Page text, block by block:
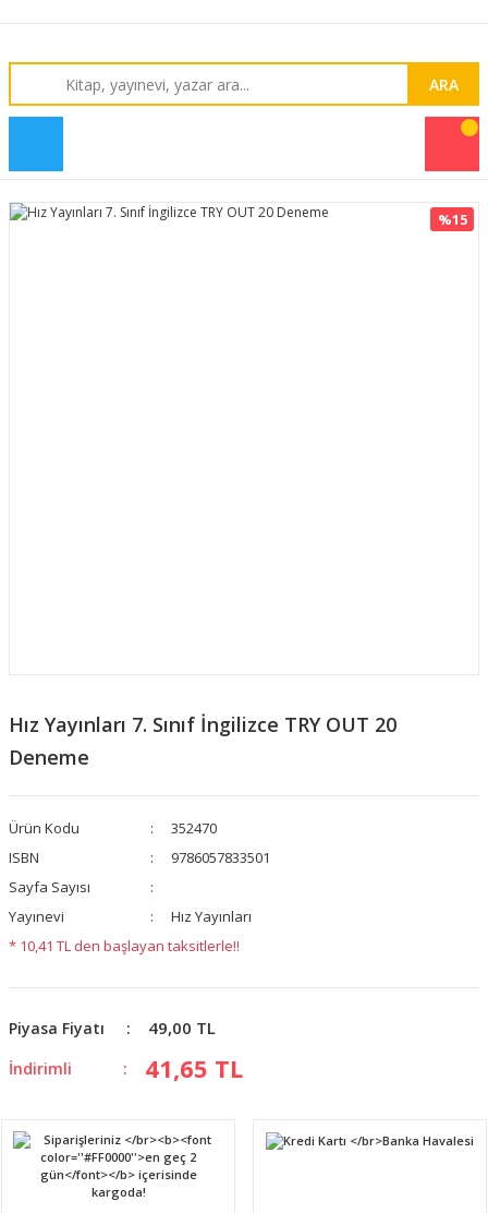
ARA
%15
Hız Yayınları 7. Sınıf İngilizce TRY OUT 20
Deneme
Ürün Kodu
352470
ISBN
9786057833501
Sayfa Sayısı
Yayınevi
Hız Yayınları
* 10,41 TL den başlayan taksitlerle!!
Piyasa Fiyatı 49,00 TL
İndirimli 41,65 TL